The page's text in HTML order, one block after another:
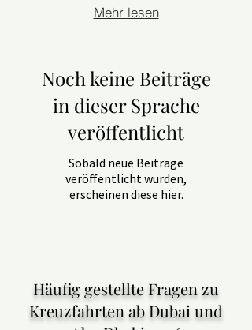
Mehr lesen
Noch keine Beiträge
in dieser Sprache
veröffentlicht
Sobald neue Beiträge
veröffentlicht wurden,
erscheinen diese hier.
Häufig gestellte Fragen zu
Kreuzfahrten ab Dubai und